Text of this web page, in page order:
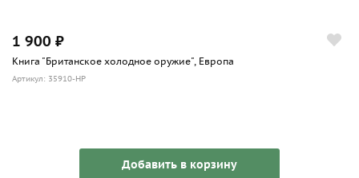
1 900 ₽
Книга "Британское холодное оружие", Европа
Артикул: 35910-HP
Добавить в корзину